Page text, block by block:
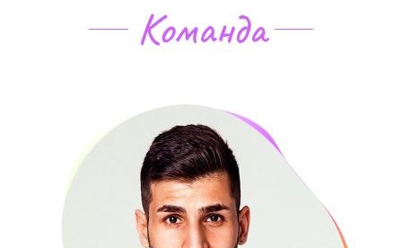
Команда